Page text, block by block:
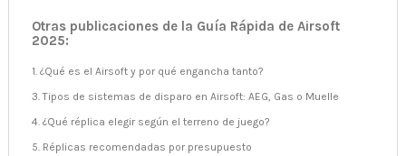
Otras publicaciones de la Guía Rápida de Airsoft
2025:
1. ¿Qué es el Airsoft y por qué engancha tanto?
3. Tipos de sistemas de disparo en Airsoft: AEG, Gas o Muelle
4. ¿Qué réplica elegir según el terreno de juego?
5. Réplicas recomendadas por presupuesto